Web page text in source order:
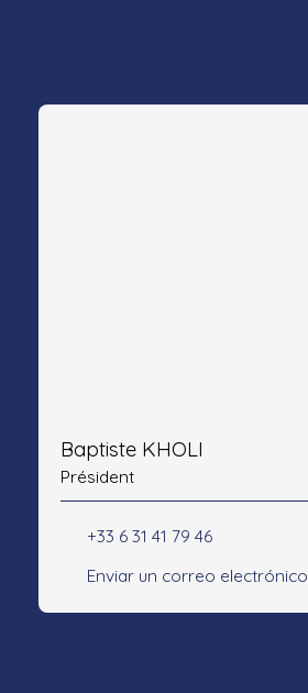
Baptiste KHOLI
Président
+33 6 31 41 79 46
Enviar un correo electrónico